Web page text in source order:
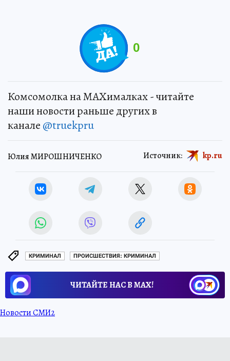
0
Комсомолка на MAXималках - читайте
наши новости раньше других в
канале @truekpru
Юлия МИРОШНИЧЕНКО Источник: kp.ru
КРИМИНАЛ ПРОИСШЕСТВИЯ: КРИМИНАЛ
ЧИТАЙТЕ НАС В МАХ!
Новости СМИ2